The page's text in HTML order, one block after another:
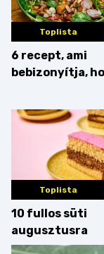
Toplista
6 recept, ami
bebizonyítja,
zseniális
Toplista
10 fullos süti
augusztusra